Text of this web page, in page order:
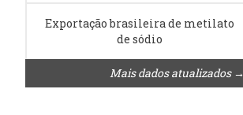
Exportação brasileira de metilato
de sódio
Mais dados atualizados →